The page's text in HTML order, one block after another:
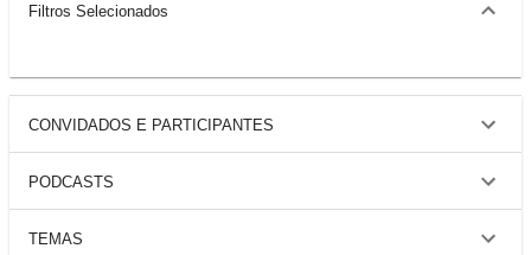
Filtros Selecionados
CONVIDADOS E PARTICIPANTES
PODCASTS
TEMAS